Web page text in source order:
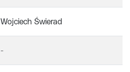
Wojciech Świerad
-